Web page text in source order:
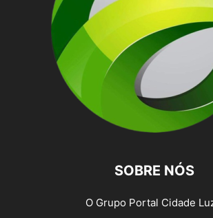
SOBRE NÓS
O Grupo Portal Cidade